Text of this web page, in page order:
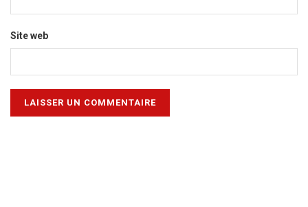
Site web